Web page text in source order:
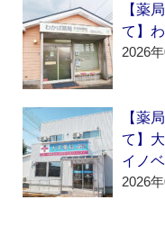
【薬
て】
2026
【薬
て】
イノ
2026